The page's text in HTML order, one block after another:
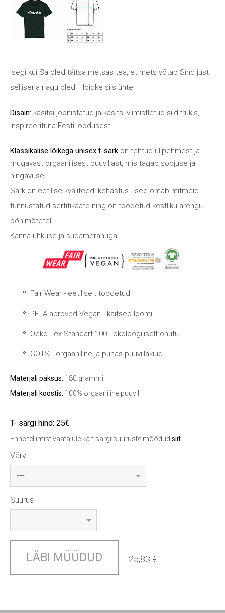
Isegi kui Sa oled täitsa metsas tea, et mets võtab Sind just
sellisena nagu oled. Hoidke siis ühte.
Disain: käsitsi joonistatud ja käsitsi viimistletud siiditrükis,
inspireerituna Eesti loodusest.
Klassikalise lõikega unisex t-särk on tehtud ülipehmest ja
mugavast orgaanilisest puuvillast, mis tagab soojuse ja
hingavuse.
Särk on eetilise kvaliteedi kehastus - see omab mitmeid
tunnustatud sertifikaate ning on toodetud kestliku arengu
põhimõtetel.
Kanna uhkuse ja südamerahuga!
Fair Wear - eetiliselt toodetud
PETA aproved Vegan - kaitseb loomi
Oeko-Tex Standart 100 - ökoloogiliselt ohutu
GOTS - orgaaniline ja puhas puuvillakiud
Materjali paksus: 180 grammi
Materjali koostis: 100% orgaaniline puuvill
T- särgi hind: 25€
Enne tellimist vaata üle ka t-särgi suuruste mõõdud siit.
Värv
Suurus
LÄBI MÜÜDUD 25,83 €